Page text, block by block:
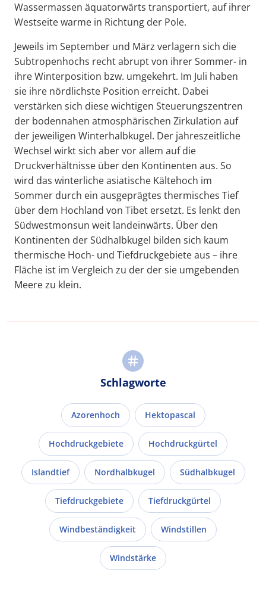
Wassermassen äquatorwärts transportiert, auf ihrer
Westseite warme in Richtung der Pole.
Jeweils im September und März verlagern sich die
Subtropenhochs recht abrupt von ihrer Sommer- in
ihre Winterposition bzw. umgekehrt. Im Juli haben
sie ihre nördlichste Position erreicht. Dabei
verstärken sich diese wichtigen Steuerungszentren
der bodennahen atmosphärischen Zirkulation auf
der jeweiligen Winterhalbkugel. Der jahreszeitliche
Wechsel wirkt sich aber vor allem auf die
Druckverhältnisse über den Kontinenten aus. So
wird das winterliche asiatische Kältehoch im
Sommer durch ein ausgeprägtes thermisches Tief
über dem Hochland von Tibet ersetzt. Es lenkt den
Südwestmonsun weit landeinwärts. Über den
Kontinenten der Südhalbkugel bilden sich kaum
thermische Hoch- und Tiefdruckgebiete aus – ihre
Fläche ist im Vergleich zu der der sie umgebenden
Meere zu klein.
Schlagworte
Azorenhoch Hektopascal
Hochdruckgebiete Hochdruckgürtel
Islandtief Nordhalbkugel Südhalbkugel
Tiefdruckgebiete Tiefdruckgürtel
Windbeständigkeit Windstillen
Windstärke